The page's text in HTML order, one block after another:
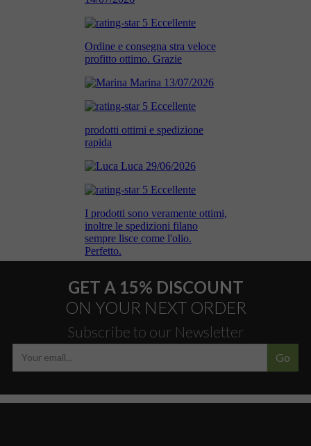
GET A 15% DISCOUNT
ON YOUR NEXT ORDER
Subscribe to our Newsletter
Go